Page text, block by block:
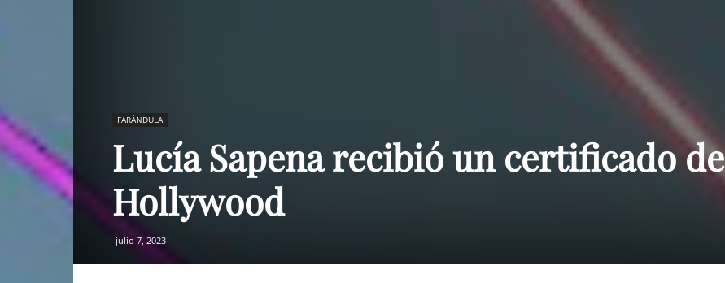
Paraguay
FARÁNDULA
Lucía Sapena recibió un certificado de
Hollywood
julio 7, 2023